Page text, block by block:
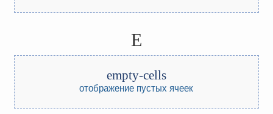
E
empty-cells
отображение пустых ячеек